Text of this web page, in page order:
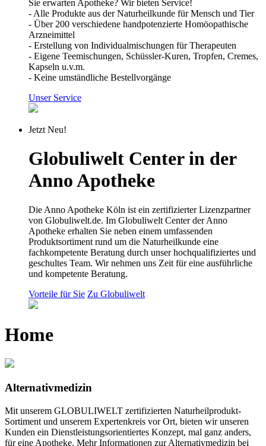
Sie erwarten Apotheke? Wir bieten Service!
- Alle Produkte aus der Naturheilkunde für Mensch und Tier
- Über 200 verschiedene handpotenzierte Homöopathische
Arzneimittel
- Erstellung von Individualmischungen für Therapeuten
- Eigene Teemischungen, Schüssler-Kuren, Tropfen, Cremes,
Kapseln u.v.m.
- Keine umständliche Bestellvorgänge
Unser Service
Jetzt Neu!
Globuliwelt Center in der
Anno Apotheke
Die Anno Apotheke Köln ist ein zertifizierter Lizenzpartner
von Globuliwelt.de. Im Globuliwelt Center der Anno
Apotheke erhalten Sie neben einem umfassenden
Produktsortiment rund um die Naturheilkunde eine
fachkompetente Beratung durch unser hochqualifiziertes und
geschultes Team. Wir nehmen uns Zeit für eine ausführliche
und kompetente Beratung.
Vorteile für Sie Zu Globuliwelt
Home
Alternativmedizin
Mit unserem GLOBULIWELT zertifizierten Naturheilprodukt-
Sortiment und unserem Expertenkreis vor Ort, bieten wir unseren
Kunden ein Dienstleistungsorientiertes Konzept, mal ganz anders,
für eine Apotheke. Mehr Informationen zur Alternativmedizin bei